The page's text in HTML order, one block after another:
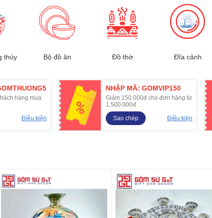
thủy Bộ đồ ăn Đồ thờ Đĩa cảnh
hàng mua
Điều kiện
NHẬP MÃ: GOMVIP150
Giảm 150.000đ cho đơn hàng từ
1.500.000đ
Sao chép
Điều kiện